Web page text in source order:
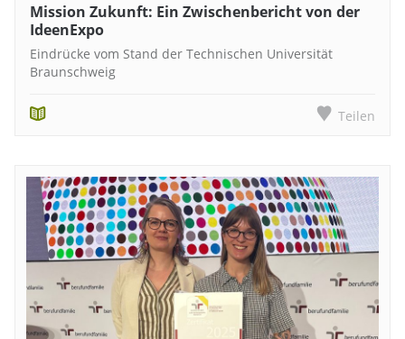
Mission Zukunft: Ein Zwischenbericht von der
IdeenExpo
Eindrücke vom Stand der Technischen Universität
Braunschweig
Teilen